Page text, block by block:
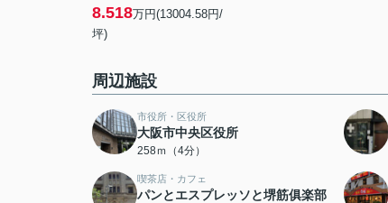
8.518万円(13004.58円/
坪)
周辺施設
市役所・区役所
大阪市中央区役所
258ｍ（4分）
喫茶店・カフェ
パンとエスプレッソと堺筋俱楽部